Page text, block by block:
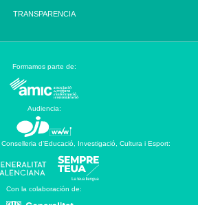
TRANSPARENCIA
Formamos parte de:
Audiencia:
d’Educació, Investigació, Cultura i Esport:
Con la colaboración de: